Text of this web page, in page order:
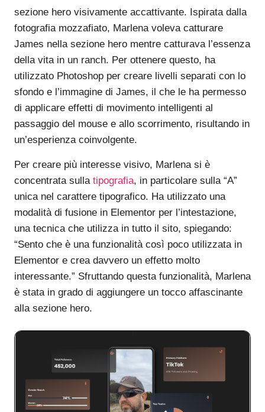
sezione hero visivamente accattivante. Ispirata dalla
fotografia mozzafiato, Marlena voleva catturare
James nella sezione hero mentre catturava l’essenza
della vita in un ranch. Per ottenere questo, ha
utilizzato Photoshop per creare livelli separati con lo
sfondo e l’immagine di James, il che le ha permesso
di applicare effetti di movimento intelligenti al
passaggio del mouse e allo scorrimento, risultando in
un’esperienza coinvolgente.
Per creare più interesse visivo, Marlena si è
concentrata sulla tipografia, in particolare sulla “A”
unica nel carattere tipografico. Ha utilizzato una
modalità di fusione in Elementor per l’intestazione,
una tecnica che utilizza in tutto il sito, spiegando:
“Sento che è una funzionalità così poco utilizzata in
Elementor e crea davvero un effetto molto
interessante.” Sfruttando questa funzionalità, Marlena
è stata in grado di aggiungere un tocco affascinante
alla sezione hero.